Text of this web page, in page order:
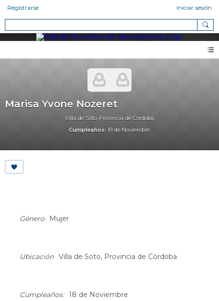
Registrarse Iniciar sesión
Marisa Yvone Nozeret
Villa de Soto, Provincia de Córdoba
Cumpleaños: 18 de Noviembre
Género
Mujer
Ubicación Villa de Soto, Provincia de Córdoba
Cumpleaños: 18 de Noviembre